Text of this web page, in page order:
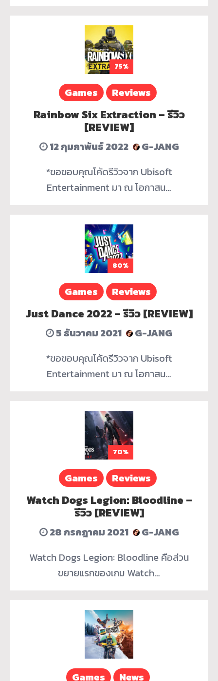
75%
Games Reviews
Rainbow Six Extraction – รีวิว
[REVIEW]
12 กุมภาพันธ์ 2022
G-JANG
*ขอขอบคุณโค้ดรีวิวจาก Ubisoft
Entertainment มา ณ โอกาสน…
80%
Games Reviews
Just Dance 2022 – รีวิว [REVIEW]
5 ธันวาคม 2021
G-JANG
*ขอขอบคุณโค้ดรีวิวจาก Ubisoft
Entertainment มา ณ โอกาสน…
70%
Games Reviews
Watch Dogs Legion: Bloodline –
รีวิว [REVIEW]
28 กรกฎาคม 2021
G-JANG
Watch Dogs Legion: Bloodline คือส่วน
ขยายแรกของเกม Watch…
Games News